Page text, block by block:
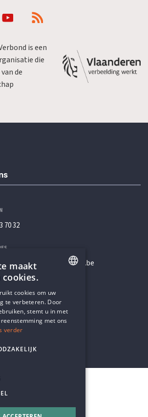
is een
die
de
70 32
4
2000
2026
DUTCH
maakt
cookies om uw
te verbeteren. Door
stemt u in met
met ons
verder